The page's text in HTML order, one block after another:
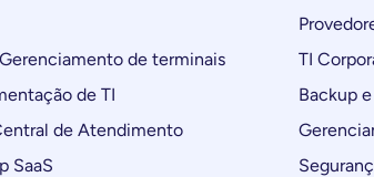
de terminais
de TI
de Atendimento
SaaS
TI
Backup